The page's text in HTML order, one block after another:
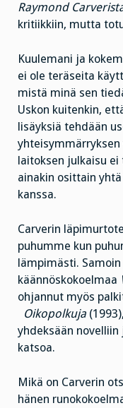
Raymond
kritiikkiin, mutta
Kuulemani ja
ei ole teräseita
mistä minä sen
Uskon kuitenkin,
lisäyksiä tehdään
laitoksen julkaisu
ainakin osittain
kanssa.
Carverin
puhumme kun
lämpimästi.
käännöskokoelmaa
ohjannut myös
Oikopolkuja
yhdeksään
katsoa.
Mikä on Carverin
hänen